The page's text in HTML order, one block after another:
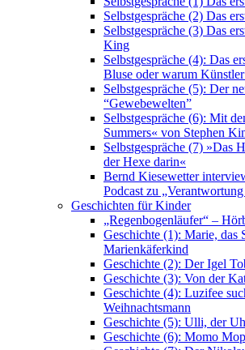
Selbstgespräche (2) Das
Selbstgespräche (3) Das
King
Selbstgespräche (4): Das
Bluse oder warum
Selbstgespräche (5): Der
“Gewebewelten”
Selbstgespräche (6): Mit
Summers« von Stephen
Selbstgespräche (7) »Das
der Hexe darin«
Bernd Kiesewetter
Podcast zu
Geschichten für Kinder
„Regenbogenläufer“ –
Geschichte (1): Marie, das
Marienkäferkind
Geschichte (2): Der Igel
Geschichte (3): Von der
Geschichte (4): Luzifee
Weihnachtsmann
Geschichte (5): Ulli, der
Geschichte (6): Momo